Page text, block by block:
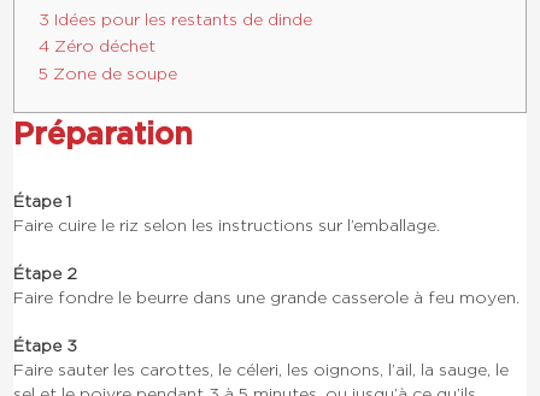
3 Idées pour les restants de dinde
4 Zéro déchet
5 Zone de soupe
Préparation
Étape 1
Faire cuire le riz selon les instructions sur l’emballage.
Étape 2
Faire fondre le beurre dans une grande casserole à feu moyen.
Étape 3
Faire sauter les carottes, le céleri, les oignons, l’ail, la sauge, le